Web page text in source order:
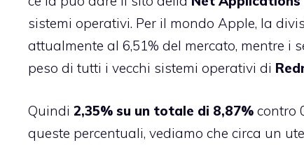
sistemi operativi. Per il mondo Apple, la
attualmente al 6,51% del mercato, mentre i
peso di tutti i vecchi sistemi operativi di
Quindi 2,35% su un totale di 8,87% contro
queste percentuali, vediamo che circa un